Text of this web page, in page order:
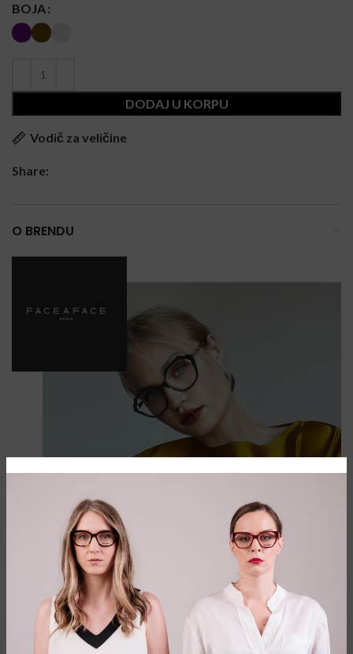
BOJA
DODAJ U KORPU
Vodič za veličine
Share:
O BRENDU
Kreatorski brend nove forme stopljen sa
umetničkom lepotom. Prepustite se
ovom svetu